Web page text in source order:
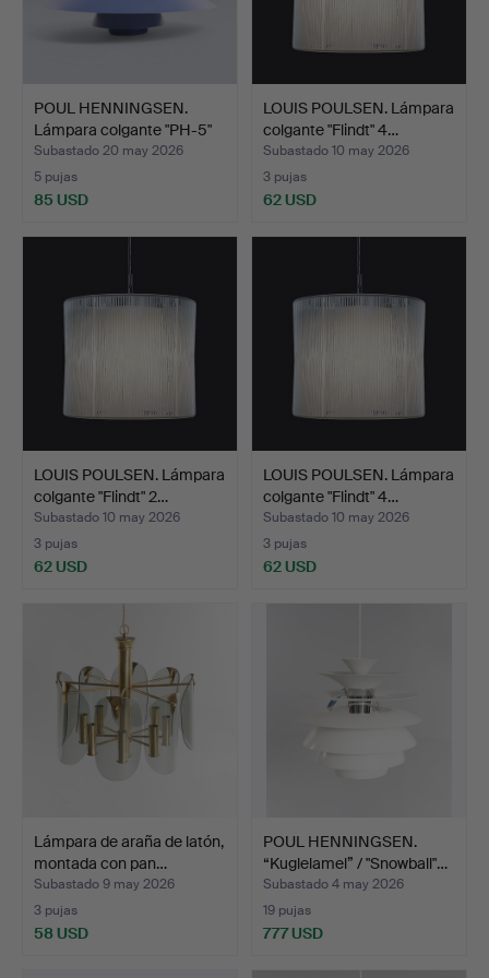
POUL HENNINGSEN.
Lámpara colgante "PH-5"
c…
Subastado 20 may 2026
5 pujas
85 USD
LOUIS POULSEN. Lámpara
colgante "Flindt" 4…
Subastado 10 may 2026
3 pujas
62 USD
LOUIS POULSEN. Lámpara
colgante "Flindt" 2…
Subastado 10 may 2026
3 pujas
62 USD
LOUIS POULSEN. Lámpara
colgante "Flindt" 4…
Subastado 10 may 2026
3 pujas
62 USD
Lámpara de araña de latón,
montada con pan…
Subastado 9 may 2026
3 pujas
58 USD
POUL HENNINGSEN.
“Kuglelamel” / "Snowball"…
Subastado 4 may 2026
19 pujas
777 USD